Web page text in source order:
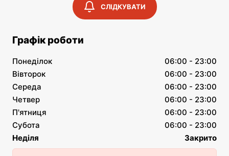
СЛІДКУВАТИ
Графік роботи
Понеділок
06:00 - 23:00
Вівторок
06:00 - 23:00
Середа
06:00 - 23:00
Четвер
06:00 - 23:00
П'ятниця
06:00 - 23:00
Субота
06:00 - 23:00
Неділя
Закрито